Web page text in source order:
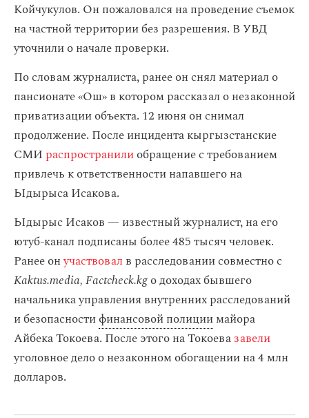
Койчукулов. Он пожаловался на проведение съемок
на частной территории без разрешения. В УВД
уточнили о начале проверки.
По словам журналиста, ранее он снял материал о
пансионате «Ош» в котором рассказал о незаконной
приватизации объекта. 12 июня он снимал
продолжение. После инцидента кыргызстанские
СМИ распространилиобращение с требованием
привлечь к ответственности напавшего на
Ыдырыса Исакова.
Ыдырыс Исаков — известный журналист, на его
ютуб-канал подписаны более 485 тысяч человек.
Ранее онучаствовал в расследовании совместно с
Kaktus.media, Fасtcheck.kgо доходах бывшего
начальника управления внутренних расследований
и безопасностифинансовой полициимайора
Айбека Токоева. После этого на Токоевазавели
уголовное дело о незаконном обогащении на 4 млн
долларов.